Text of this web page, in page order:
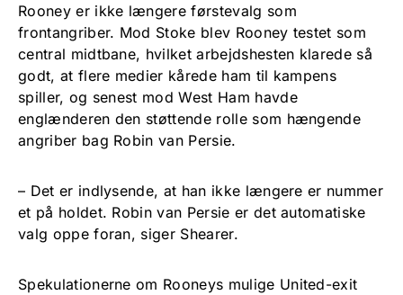
Rooney er ikke længere førstevalg som
frontangriber. Mod Stoke blev Rooney testet som
central midtbane, hvilket arbejdshesten klarede så
godt, at flere medier kårede ham til kampens
spiller, og senest mod West Ham havde
englænderen den støttende rolle som hængende
angriber bag Robin van Persie.
– Det er indlysende, at han ikke længere er nummer
et på holdet. Robin van Persie er det automatiske
valg oppe foran, siger Shearer.
Spekulationerne om Rooneys mulige United-exit